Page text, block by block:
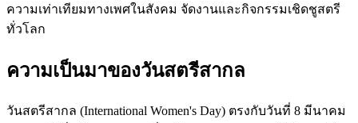
ความเท่าเทียมทางเพศในสังคม จัดงานและกิจกรรมเชิดชูสตรี
ทั่วโลก
ความเป็นมาของวันสตรีสากล
วันสตรีสากล (International Women's Day) ตรงกับวันที่ 8 มีนาคม